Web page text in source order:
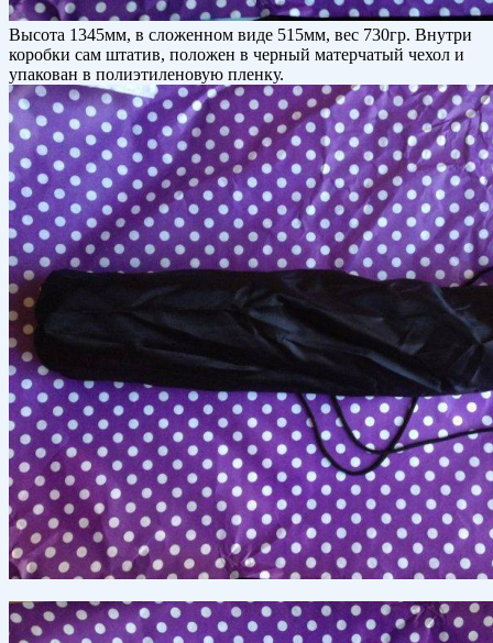
Высота 1345мм, в сложенном виде 515мм, вес 730гр. Внутри
коробки сам штатив, положен в черный матерчатый чехол и
упакован в полиэтиленовую пленку.